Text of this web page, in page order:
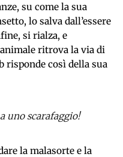
su come la sua
lo salva dall’essere
si rialza, e
ritrova la via di
risponde così della sua
uno scarafaggio!
la malasorte e la